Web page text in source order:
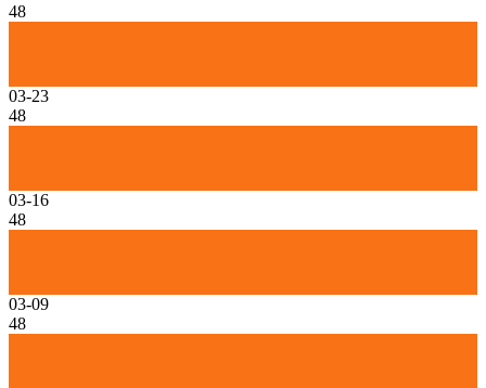
48
03-23
48
03-16
48
03-09
48